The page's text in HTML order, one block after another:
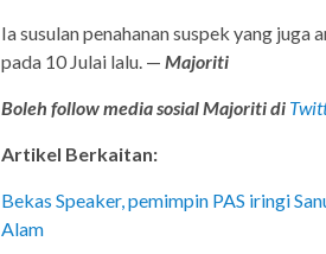
Ia susulan penahanan suspek yang
pada 10 Julai lalu. — Majoriti
Boleh follow media sosial Majoriti di
Artikel Berkaitan:
Bekas Speaker, pemimpin PAS iringi
Alam